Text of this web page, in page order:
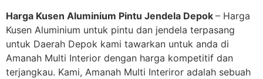
Harga Kusen Aluminium Pintu Jendela Depok – Harga
Kusen Aluminium untuk pintu dan jendela terpasang
untuk Daerah Depok kami tawarkan untuk anda di
Amanah Multi Interior dengan harga kompetitif dan
terjangkau. Kami, Amanah Multi Interiror adalah sebuah